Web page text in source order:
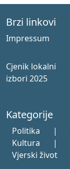
Brzi linkovi
Impressum
Cjenik lokalni
izbori 2025
Kategorije
Politika |
Kultura
|
Vjerski život